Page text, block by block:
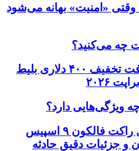
وقتی «امنیت» بهانه می‌شود
چه می‌کنید؟
فرصت استثنایی: دریافت تخفیف ۴۰۰ دلاری بلیط
۲۰۲۶
ویژگی‌هایی دارد؟
برخورد قطعه غیرفعال راکت فالکون ۹ اسپیس
و جزئیات دقیق حادثه